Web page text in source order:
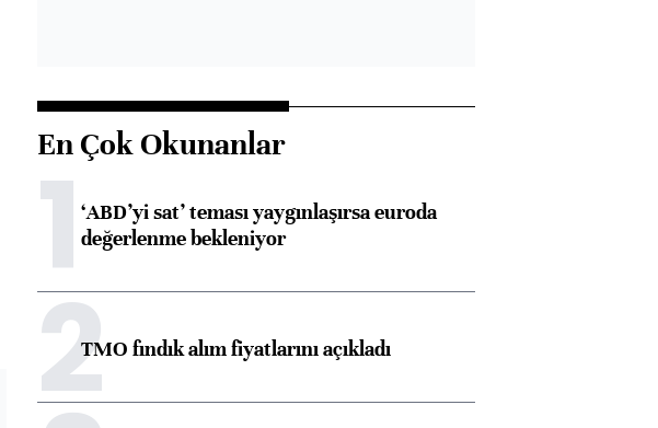
En Çok Okunanlar
1‘ABD’yi sat’ teması yaygınlaşırsa euroda
değerlenme bekleniyor
2TMO fındık alım fiyatlarını açıkladı